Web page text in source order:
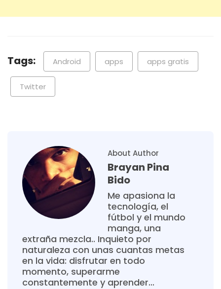
Tags: Android apps apps gratis
Twitter
About Author
Brayan Pina
Bido
Me apasiona la
tecnología, el
fútbol y el mundo
manga, una
extraña mezcla.. Inquieto por
naturaleza con unas cuantas metas
en la vida: disfrutar en todo
momento, superarme
constantemente y aprender...